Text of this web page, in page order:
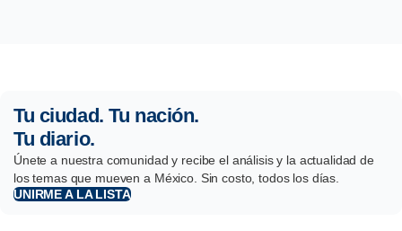
Tu ciudad. Tu nación.
Tu diario.
Únete a nuestra comunidad y recibe el análisis y la actualidad de
los temas que mueven a México. Sin costo, todos los días.
UNIRME A LA LISTA